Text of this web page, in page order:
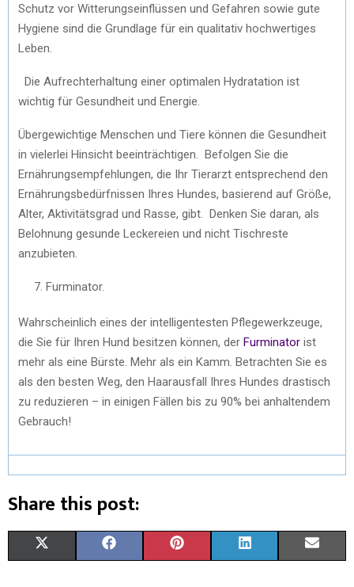
Schutz vor Witterungseinflüssen und Gefahren sowie gute
Hygiene sind die Grundlage für ein qualitativ hochwertiges
Leben.
Die Aufrechterhaltung einer optimalen Hydratation ist
wichtig für Gesundheit und Energie.
Übergewichtige Menschen und Tiere können die Gesundheit
in vielerlei Hinsicht beeinträchtigen. Befolgen Sie die
Ernährungsempfehlungen, die Ihr Tierarzt entsprechend den
Ernährungsbedürfnissen Ihres Hundes, basierend auf Größe,
Alter, Aktivitätsgrad und Rasse, gibt. Denken Sie daran, als
Belohnung gesunde Leckereien und nicht Tischreste
anzubieten.
Furminator.
Wahrscheinlich eines der intelligentesten Pflegewerkzeuge,
die Sie für Ihren Hund besitzen können, der Furminator ist
mehr als eine Bürste. Mehr als ein Kamm. Betrachten Sie es
als den besten Weg, den Haarausfall Ihres Hundes drastisch
zu reduzieren – in einigen Fällen bis zu 90% bei anhaltendem
Gebrauch!
Share this post: